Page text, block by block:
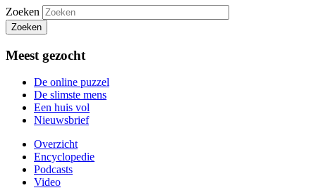
Zoeken
Zoeken
Meest gezocht
De online puzzel
De slimste mens
Een huis vol
Nieuwsbrief
Overzicht
Encyclopedie
Podcasts
Video